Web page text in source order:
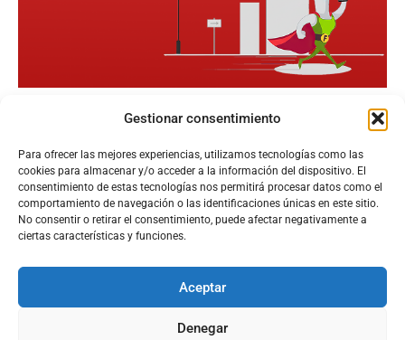
Gestionar consentimiento
Para ofrecer las mejores experiencias, utilizamos tecnologías como las
cookies para almacenar y/o acceder a la información del dispositivo. El
consentimiento de estas tecnologías nos permitirá procesar datos como el
comportamiento de navegación o las identificaciones únicas en este sitio.
No consentir o retirar el consentimiento, puede afectar negativamente a
ciertas características y funciones.
Aceptar
Denegar